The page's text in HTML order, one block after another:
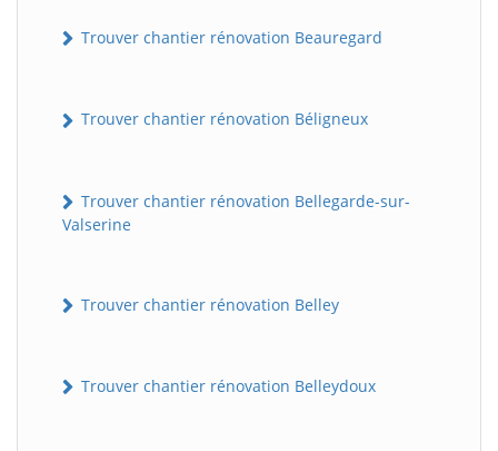
Trouver chantier rénovation Beauregard
Trouver chantier rénovation Béligneux
Trouver chantier rénovation Bellegarde-sur-
Valserine
Trouver chantier rénovation Belley
Trouver chantier rénovation Belleydoux